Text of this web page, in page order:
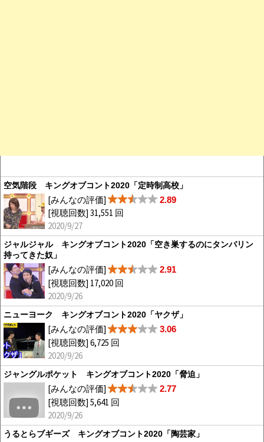
空気階段 キングオブコント2020「定時制高校」
[みんなの評価] 2.89
[視聴回数] 31,551 回
2020/9/27
ジャルジャル キングオブコント2020「空き巣するのにタンバリン
持ってきた奴」
[みんなの評価] 2.91
[視聴回数] 17,020 回
2020/9/26
ニューヨーク キングオブコント2020「ヤクザ」
[みんなの評価] 3.06
[視聴回数] 6,725 回
2020/9/26
ジャングルポケット キングオブコント2020「脅迫」
[みんなの評価] 2.77
[視聴回数] 5,641 回
2020/9/26
うるとらブギーズ キングオブコント2020「陶芸家」